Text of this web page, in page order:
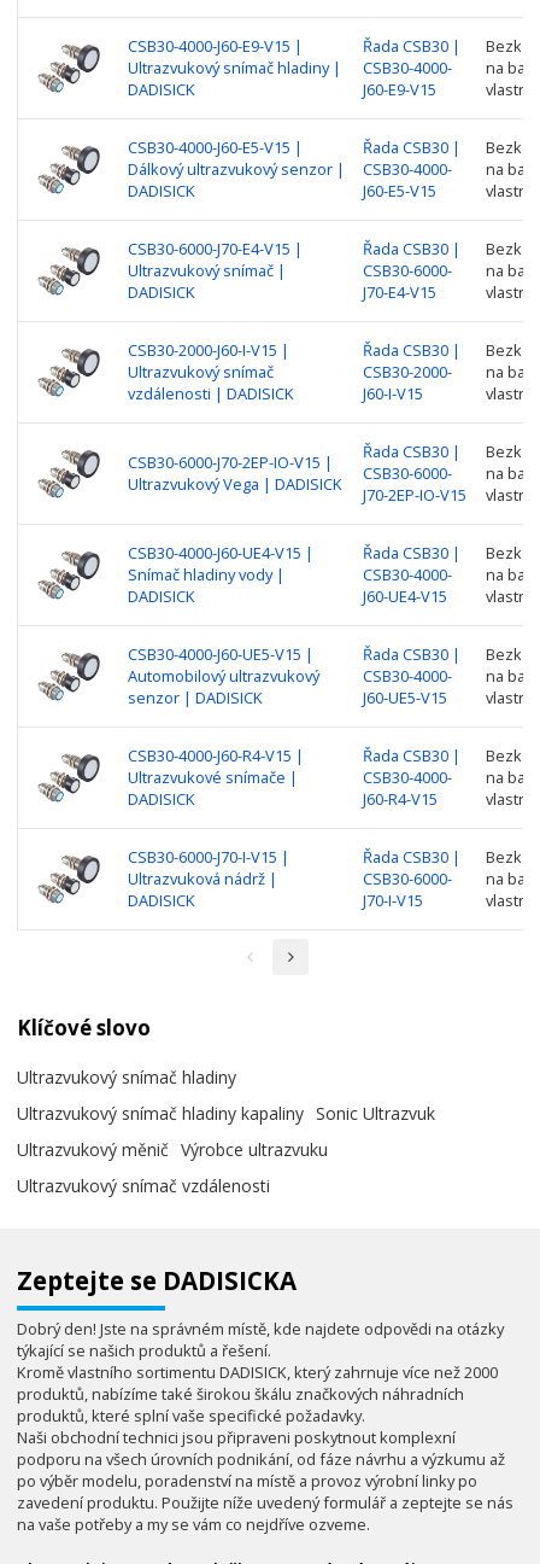
CSB30-4000-J60-E9-V15 |
Ultrazvukový snímač hladiny |
DADISICK
Řada CSB30 |
CSB30-4000-
J60-E9-V15
na
CSB30-4000-J60-E5-V15 |
Dálkový ultrazvukový senzor |
DADISICK
Řada CSB30 |
CSB30-4000-
J60-E5-V15
na
CSB30-6000-J70-E4-V15 |
Ultrazvukový snímač |
DADISICK
Řada CSB30 |
CSB30-6000-
J70-E4-V15
na
CSB30-2000-J60-I-V15 |
Ultrazvukový snímač
vzdálenosti | DADISICK
Řada CSB30 |
CSB30-2000-
J60-I-V15
na
CSB30-6000-J70-2EP-IO-V15 |
Ultrazvukový Vega | DADISICK
Řada CSB30 |
CSB30-6000-
J70-2EP-IO-V15
na
CSB30-4000-J60-UE4-V15 |
Snímač hladiny vody |
DADISICK
Řada CSB30 |
CSB30-4000-
J60-UE4-V15
na
CSB30-4000-J60-UE5-V15 |
Automobilový ultrazvukový
senzor | DADISICK
Řada CSB30 |
CSB30-4000-
J60-UE5-V15
na
CSB30-4000-J60-R4-V15 |
Ultrazvukové snímače |
DADISICK
Řada CSB30 |
CSB30-4000-
J60-R4-V15
na
CSB30-6000-J70-I-V15 |
Ultrazvuková nádrž |
DADISICK
Řada CSB30 |
CSB30-6000-
J70-I-V15
na
Klíčové slovo
Ultrazvukový snímač hladiny
Ultrazvukový snímač hladiny kapaliny Sonic Ultrazvuk
Ultrazvukový měnič
Výrobce ultrazvuku
Ultrazvukový snímač vzdálenosti
Zeptejte se DADISICKA
Dobrý den! Jste na správném místě, kde najdete odpovědi na otázky
týkající se našich produktů a řešení.
Kromě vlastního sortimentu DADISICK, který zahrnuje více než 2000
produktů, nabízíme také širokou škálu značkových náhradních
produktů, které splní vaše specifické požadavky.
Naši obchodní technici jsou připraveni poskytnout komplexní
podporu na všech úrovních podnikání, od fáze návrhu a výzkumu až
po výběr modelu, poradenství na místě a provoz výrobní linky po
zavedení produktu. Použijte níže uvedený formulář a zeptejte se nás
na vaše potřeby a my se vám co nejdříve ozveme.